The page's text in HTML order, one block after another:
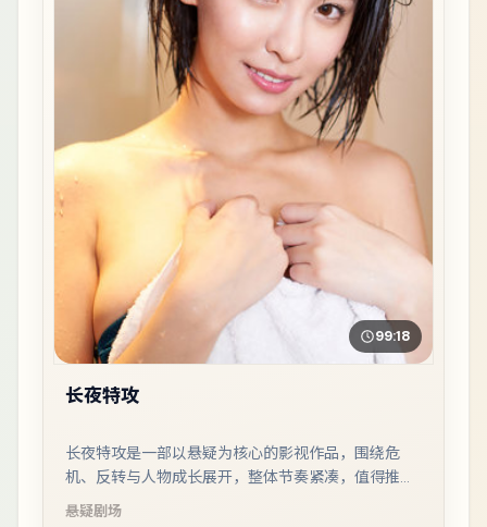
99:18
长夜特攻
长夜特攻是一部以悬疑为核心的影视作品，围绕危
机、反转与人物成长展开，整体节奏紧凑，值得推荐
观看。
悬疑剧场